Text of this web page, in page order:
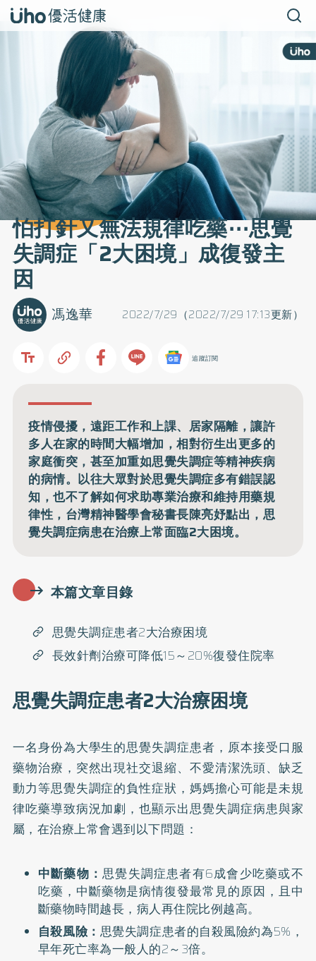
怕打針又無法規律吃藥⋯思覺
失調症「2大困境」成復發主
因
2022/7/29（2022/7/29 17:13更新）
馮逸華
追蹤訂閱
疫情侵擾，遠距工作和上課、居家隔離，讓許
多人在家的時間大幅增加，相對衍生出更多的
家庭衝突，甚至加重如思覺失調症等精神疾病
的病情。以往大眾對於思覺失調症多有錯誤認
知，也不了解如何求助專業治療和維持用藥規
律性，台灣精神醫學會秘書長陳亮妤點出，思
覺失調症病患在治療上常面臨2大困境。
本篇文章目錄
思覺失調症患者2大治療困境
長效針劑治療可降低15～20%復發住院率
思覺失調症患者2大治療困境
一名身份為大學生的思覺失調症患者，原本接受口服
藥物治療，突然出現社交退縮、不愛清潔洗頭、缺乏
動力等思覺失調症的負性症狀，媽媽擔心可能是未規
律吃藥導致病況加劇，也顯示出思覺失調症病患與家
屬，在治療上常會遇到以下問題：
中斷藥物：思覺失調症患者有6成會少吃藥或不
吃藥，中斷藥物是病情復發最常見的原因，且中
斷藥物時間越長，病人再住院比例越高。
自殺風險： 思覺失調症患者的自殺風險約為5%，
早年死亡率為一般人的2～3倍。